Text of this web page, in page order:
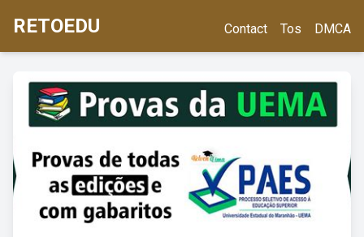
RETOEDU Contact Tos DMCA